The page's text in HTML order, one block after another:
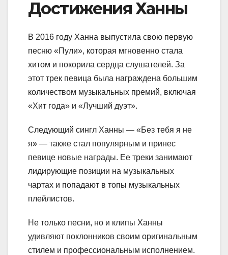
Достижения Ханны
В 2016 году Ханна выпустила свою первую
песню «Пули», которая мгновенно стала
хитом и покорила сердца слушателей. За
этот трек певица была награждена большим
количеством музыкальных премий, включая
«Хит года» и «Лучший дуэт».
Следующий сингл Ханны — «Без тебя я не
я» — также стал популярным и принес
певице новые награды. Ее треки занимают
лидирующие позиции на музыкальных
чартах и попадают в топы музыкальных
плейлистов.
Не только песни, но и клипы Ханны
удивляют поклонников своим оригинальным
стилем и профессиональным исполнением.